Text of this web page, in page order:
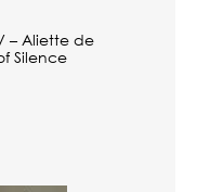
– Aliette de
Silence